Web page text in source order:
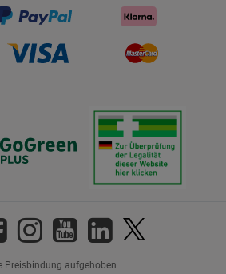
Preisbindung aufgehoben